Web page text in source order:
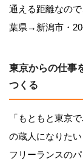
通える距離なの
葉県→新潟市・20
東京からの仕事
つくる
「もともと東京
の蔵人になりた
フリーランスの